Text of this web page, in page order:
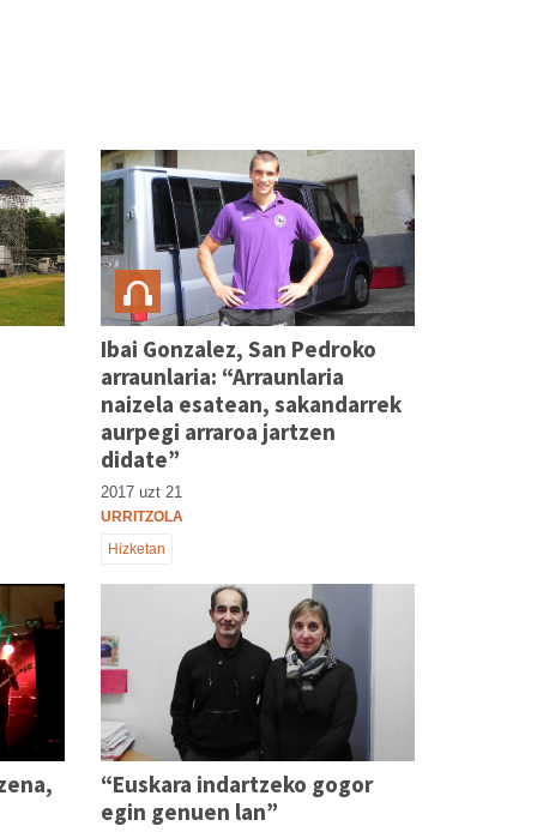
Ibai Gonzalez, San Pedroko
arraunlaria: “Arraunlaria
naizela esatean, sakandarrek
aurpegi arraroa jartzen
didate”
2017 uzt 21
URRITZOLA
Hizketan
“Euskara indartzeko gogor
egin genuen lan”